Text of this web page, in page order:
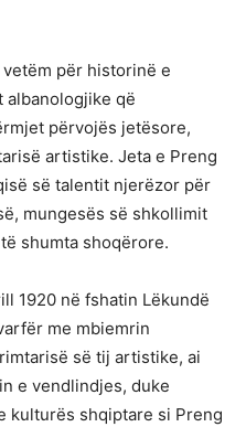
për historinë e
që
përvojës jetësore,
artistike. Jeta e Preng
së talentit njerëzor për
mungesës së shkollimit
shumta shoqërore.
1920 në fshatin Lëkundë
me mbiemrin
së tij artistike, ai
e vendlindjes, duke
kulturës shqiptare si Preng